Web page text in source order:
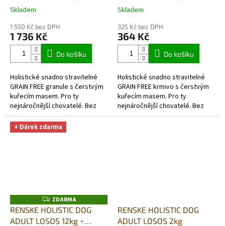
DUŠENÉ MASO V PÁŘE
Průměrné
produktu
je
hvězdiček.
Skladem
1 550 Kč bez DPH
1 736 Kč
Do košíku
Holistické snadno stravitelné
GRAIN FREE granule s čerstvým
kuřecím masem. Pro ty
nejnáročnější chovatelé. Bez
obilovin- skutečně
hypoalergenní a
monoproteinové (jeden druh...
Průměrné
produktu
je
hvězdiček.
Skladem
325 Kč bez DPH
364 Kč
Do košíku
Holistické snadno stravitelné
GRAIN FREE krmivo s čerstvým
kuřecím masem. Pro ty
nejnáročnější chovatelé. Bez
obilovin- skutečně
+ Dárek zdarma
Z
D
A
R
ZDARMA
RENSKE HOLISTIC DOG
ADULT LOSOS 12kg +
RENSKE HOLISTIC DOG
ADULT LOSOS 2kg